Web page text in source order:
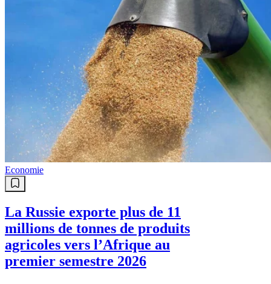
Economie
La Russie exporte plus de 11
millions de tonnes de produits
agricoles vers l’Afrique au
premier semestre 2026